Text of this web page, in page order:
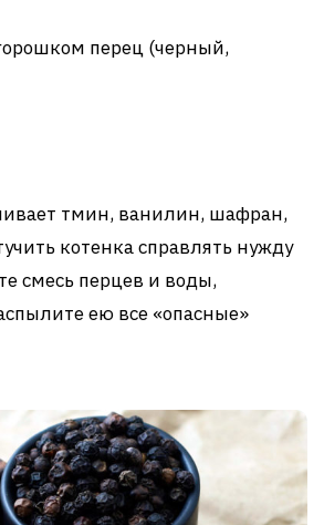
перец (черный,
тмин, ванилин, шафран,
котенка справлять нужду
смесь перцев и воды,
ею все «опасные»